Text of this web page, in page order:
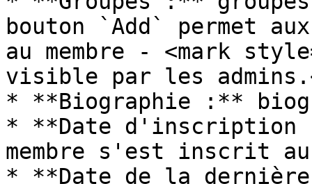
bouton `Add` permet
au membre - <mark
visible par les
* **Biographie :**
* **Date d'inscription
membre s'est inscrit
* **Date de la